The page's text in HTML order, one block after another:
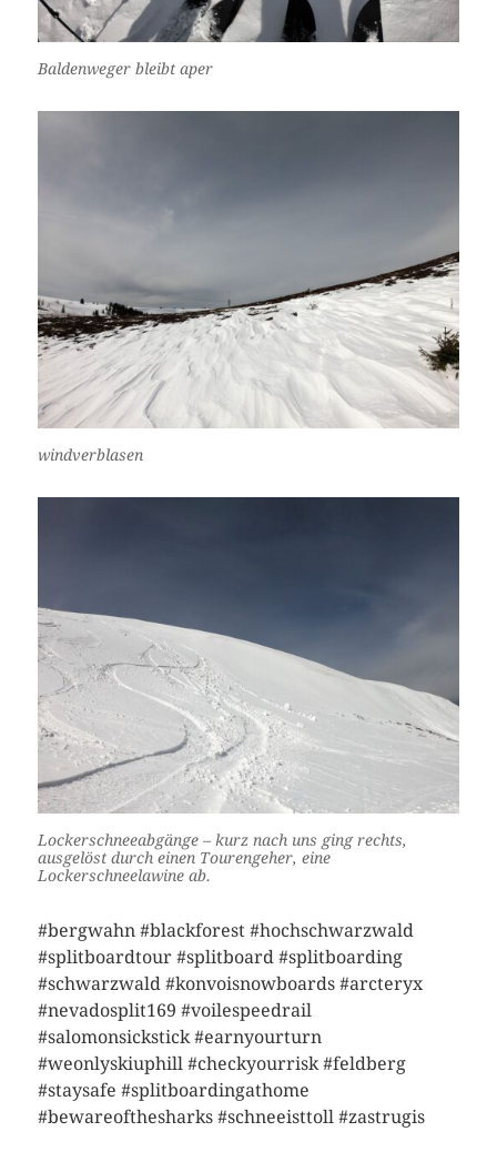
Baldenweger bleibt aper
windverblasen
Lockerschneeabgänge – kurz nach uns ging rechts,
ausgelöst durch einen Tourengeher, eine
Lockerschneelawine ab.
#bergwahn #blackforest #hochschwarzwald
#splitboardtour #splitboard #splitboarding
#schwarzwald #konvoisnowboards #arcteryx
#nevadosplit169 #voilespeedrail
#salomonsickstick #earnyourturn
#weonlyskiuphill #checkyourrisk #feldberg
#staysafe #splitboardingathome
#bewareofthesharks #schneeisttoll #zastrugis